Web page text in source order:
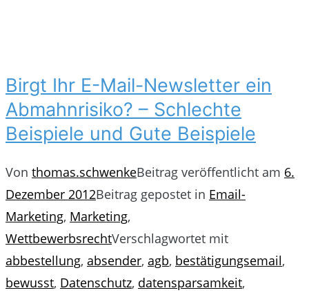
Birgt Ihr E-Mail-Newsletter ein
Abmahnrisiko? – Schlechte
Beispiele und Gute Beispiele
Von thomas.schwenkeBeitrag veröffentlicht am 6.
Dezember 2012Beitrag gepostet in Email-
Marketing, Marketing,
WettbewerbsrechtVerschlagwortet mit
abbestellung, absender, agb, bestätigungsemail,
bewusst, Datenschutz, datensparsamkeit,